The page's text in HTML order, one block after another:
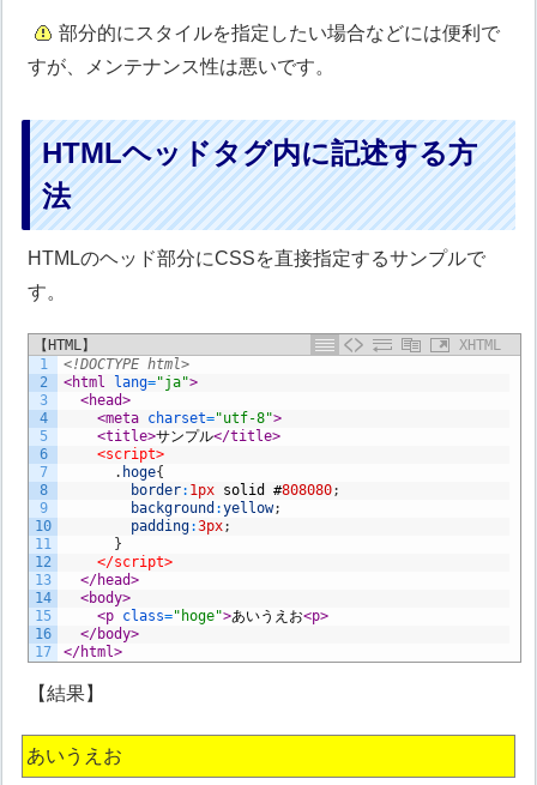
部分的にスタイルを指定したい場合などには便利で
すが、メンテナンス性は悪いです。
HTMLヘッドタグ内に記述する方
法
HTMLのヘッド部分にCSSを直接指定するサンプルで
す。
【HTML】
XHTML
1
2
3
4
5
6
7
8
9
10
11
12
13
14
15
16
17
<!DOCTYPE html>
<html lang="ja">
<head>
<meta charset="utf-8">
<title>サンプル</title>
<script>
. hoge{
border: 1px solid #808080;
background :yellow;
padding:3px;
}
</script>
</head>
<body>
<p class="hoge">あいうえお<p>
</body>
</html>
【結果】
あいうえお